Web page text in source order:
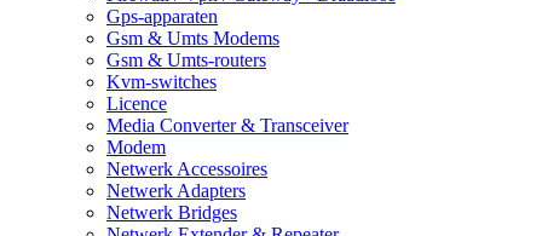
Gps-apparaten
Gsm & Umts Modems
Gsm & Umts-routers
Kvm-switches
Licence
Media Converter & Transceiver
Modem
Netwerk Accessoires
Netwerk Adapters
Netwerk Bridges